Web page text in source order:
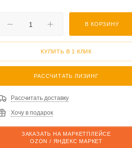
В КОРЗИНУ
КУПИТЬ В 1 КЛИК
РАССЧИТАТЬ ЛИЗИНГ
Рассчитать доставку
Хочу в подарок
ЗАКАЗАТЬ НА МАРКЕТПЛЕЙСЕ
OZON / ЯНДЕКС МАРКЕТ